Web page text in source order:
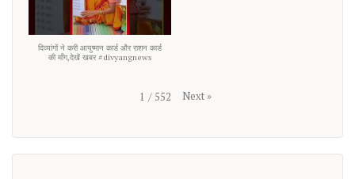
दिव्यांगों ने करी आयुष्मान कार्ड और राशन कार्ड
की माँग,देखें खबर #divyangnews
1 / 552 Next »